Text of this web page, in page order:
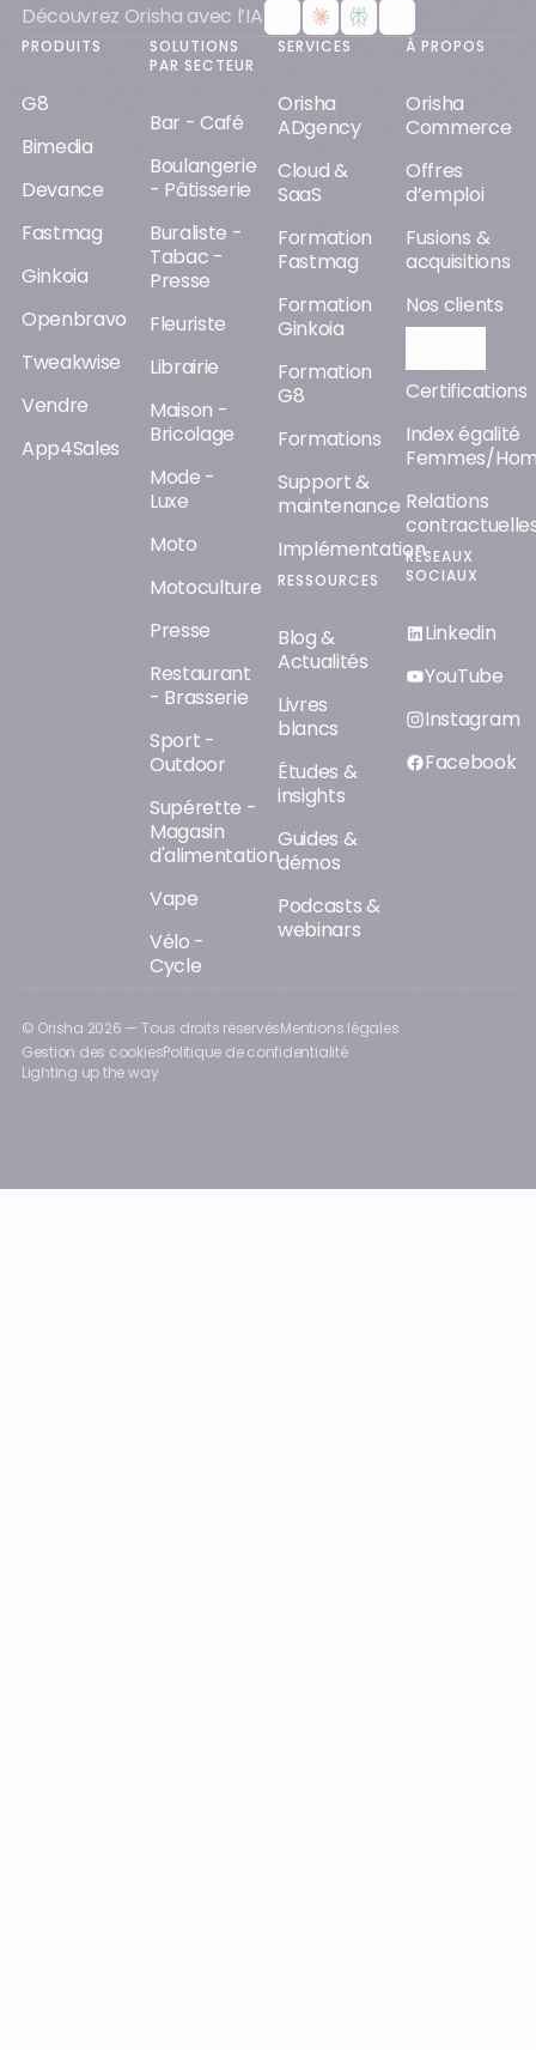
Découvrez Orisha avec l’IA
PRODUITS
G8
Bimedia
Devance
Fastmag
Ginkoia
Openbravo
Tweakwise
Vendre
App4Sales
SOLUTIONS
PAR SECTEUR
Bar - Café
Boulangerie
- Pâtisserie
Buraliste -
Tabac -
Presse
Fleuriste
Librairie
Maison -
Bricolage
Mode -
Luxe
Moto
Motoculture
Presse
Restaurant
- Brasserie
Sport -
Outdoor
Supérette -
Magasin
d'alimentation
Vape
Vélo -
Cycle
SERVICES
Orisha
ADgency
Cloud &
SaaS
Formation
Fastmag
Formation
Ginkoia
Formation
G8
Formations
Support &
maintenance
Implémentation
RESSOURCES
Blog &
Actualités
Livres
blancs
Études &
insights
Guides &
démos
Podcasts &
webinars
À PROPOS
Orisha
Commerce
Offres
d’emploi
Fusions &
acquisitions
Nos clients
Certifications
Index égalité
Femmes/
Relations
RÉSEAUX
SOCIAUX
Linkedin
YouTube
Instagram
Facebook
© Orisha 2026 — Tous droits réservésMentions légales
Gestion des cookiesPolitique de confidentialité
Lighting up the way